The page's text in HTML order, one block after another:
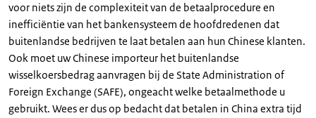
voor niets zijn de complexiteit van de betaalprocedure en
inefficiëntie van het bankensysteem de hoofdredenen dat
buitenlandse bedrijven te laat betalen aan hun Chinese klanten.
Ook moet uw Chinese importeur het buitenlandse
wisselkoersbedrag aanvragen bij de State Administration of
Foreign Exchange (SAFE), ongeacht welke betaalmethode u
gebruikt. Wees er dus op bedacht dat betalen in China extra tijd